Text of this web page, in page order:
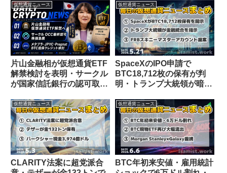
26/6/8】
高更新間近
仮想通貨ニュース
片山金融相が仮想通貨ETF
解禁検討を表明・サークル
が国家信託銀行の認可取
BTC裏付けデジタルクレジ
ット共同検討【仮想通貨ニ
ュース 26/7/11】
仮想通貨ニュース
SpaceXのIPO申請で
BTC18,712枚の保有が判
明・トランプ大統領が暗号
指示【仮想通貨ニュース
26/5/21】
仮想通貨ニュース
CLARITY法案に超党派合
仮想通貨ニュース
BTC年初来安値・雇用統計